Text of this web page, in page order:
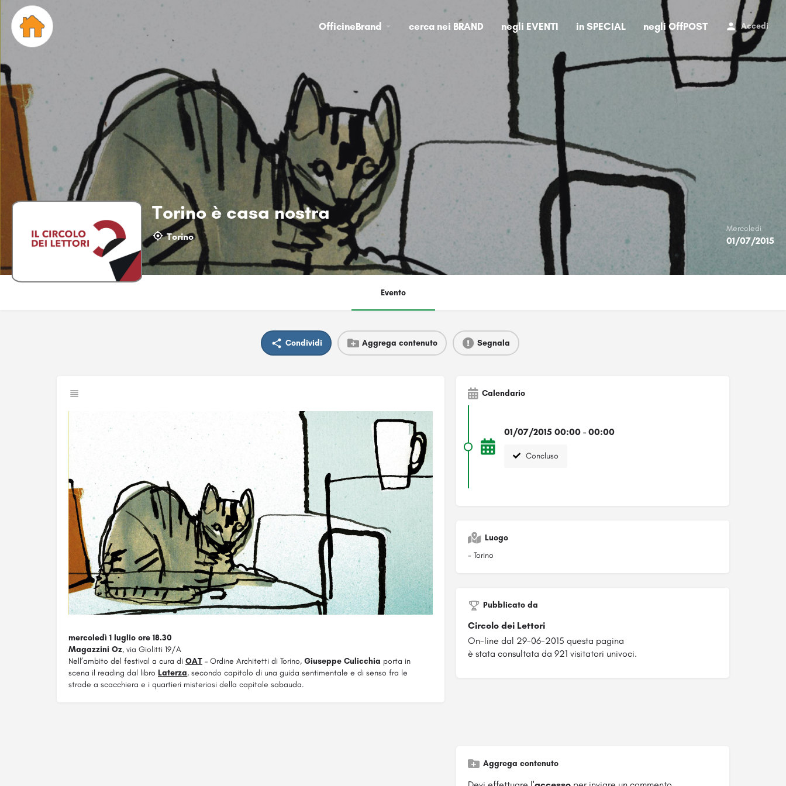
OfficineBrand cerca nei BRAND negli EVENTI in SPECIAL negli OffPOST Accedi
Torino è casa nostra
Torino
Mercoledi
01/07/2015
Evento
Condividi Aggrega contenuto Segnala
mercoledì 1 luglio ore 18.30
Magazzini Oz, via Giolitti 19/A
Nell’ambito del festival a cura di OAT – Ordine Architetti di Torino, Giuseppe Culicchia porta in
scena il reading dal libro Laterza, secondo capitolo di una guida sentimentale e di senso fra le
strade a scacchiera e i quartieri misteriosi della capitale sabauda.
Calendario
01/07/2015 00:00 - 00:00
Concluso
Luogo
- Torino
Pubblicato da
Circolo dei Lettori
On-line dal 29-06-2015 questa pagina
è stata consultata da 921 visitatori univoci.
Aggrega contenuto